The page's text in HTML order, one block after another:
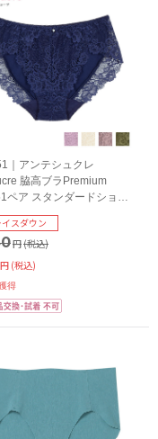
｜アンテシュクレ
脇高ブラPremium
ペア スタンダードショー
LL
円(税込)
スダウン
円 (税込)
得